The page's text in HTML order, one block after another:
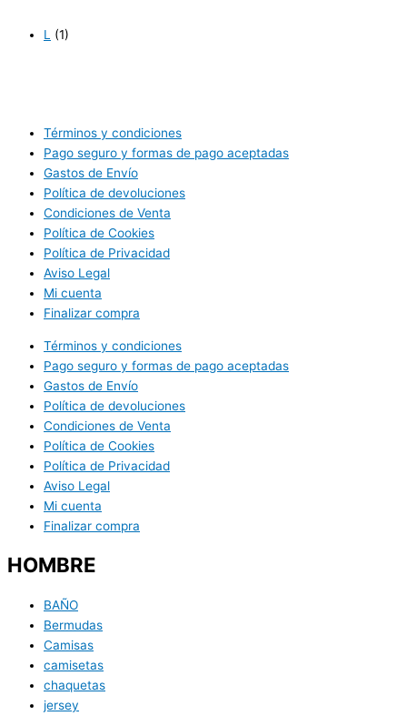
L (1)
Términos y condiciones
Pago seguro y formas de pago aceptadas
Gastos de Envío
Política de devoluciones
Condiciones de Venta
Política de Cookies
Política de Privacidad
Aviso Legal
Mi cuenta
Finalizar compra
Términos y condiciones
Pago seguro y formas de pago aceptadas
Gastos de Envío
Política de devoluciones
Condiciones de Venta
Política de Cookies
Política de Privacidad
Aviso Legal
Mi cuenta
Finalizar compra
HOMBRE
BAÑO
Bermudas
Camisas
camisetas
chaquetas
jersey